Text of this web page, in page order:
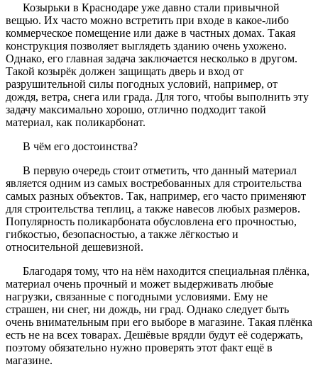
Козырьки в Краснодаре уже давно стали привычной
вещью. Их часто можно встретить при входе в какое-либо
коммерческое помещение или даже в частных домах. Такая
конструкция позволяет выглядеть зданию очень ухожено.
Однако, его главная задача заключается несколько в другом.
Такой козырёк должен защищать дверь и вход от
разрушительной силы погодных условий, например, от
дождя, ветра, снега или града. Для того, чтобы выполнить эту
задачу максимально хорошо, отлично подходит такой
материал, как поликарбонат.
В чём его достоинства?
В первую очередь стоит отметить, что данный материал
является одним из самых востребованных для строительства
самых разных объектов. Так, например, его часто применяют
для строительства теплиц, а также навесов любых размеров.
Популярность поликарбоната обусловлена его прочностью,
гибкостью, безопасностью, а также лёгкостью и
относительной дешевизной.
Благодаря тому, что на нём находится специальная плёнка,
материал очень прочный и может выдерживать любые
нагрузки, связанные с погодными условиями. Ему не
страшен, ни снег, ни дождь, ни град. Однако следует быть
очень внимательным при его выборе в магазине. Такая плёнка
есть не на всех товарах. Дешёвые врядли будут её содержать,
поэтому обязательно нужно проверять этот факт ещё в
магазине.